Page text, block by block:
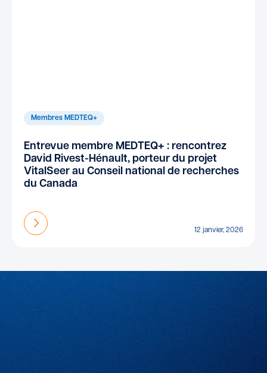
Membres MEDTEQ+
Entrevue membre MEDTEQ+ : rencontrez
David Rivest-Hénault, porteur du projet
VitalSeer au Conseil national de recherches
du Canada
En savoir plus
12 janvier, 2026